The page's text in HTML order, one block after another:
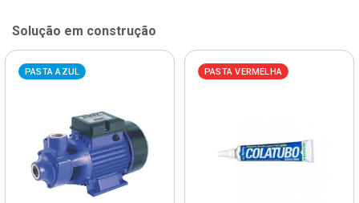
Solução em construção
PASTA AZUL PASTA VERMELHA